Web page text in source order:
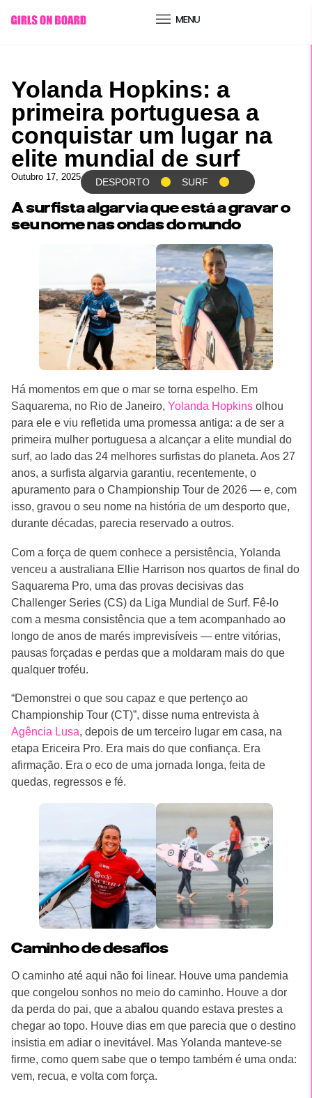
Yolanda Hopkins: a
primeira portuguesa a
conquistar um lugar na
elite mundial de surf
Outubro 17, 2025 DESPORTO SURF
A surfista algarvia que está a gravar o
seu nome nas ondas do mundo
Há momentos em que o mar se torna espelho. Em
Saquarema, no Rio de Janeiro, Yolanda Hopkins olhou
para ele e viu refletida uma promessa antiga: a de ser a
primeira mulher portuguesa a alcançar a elite mundial do
surf, ao lado das 24 melhores surfistas do planeta. Aos 27
anos, a surfista algarvia garantiu, recentemente, o
apuramento para o Championship Tour de 2026 — e, com
isso, gravou o seu nome na história de um desporto que,
durante décadas, parecia reservado a outros.
Com a força de quem conhece a persistência, Yolanda
venceu a australiana Ellie Harrison nos quartos de final do
Saquarema Pro, uma das provas decisivas das
Challenger Series (CS) da Liga Mundial de Surf. Fê-lo
com a mesma consistência que a tem acompanhado ao
longo de anos de marés imprevisíveis — entre vitórias,
pausas forçadas e perdas que a moldaram mais do que
qualquer troféu.
“Demonstrei o que sou capaz e que pertenço ao
Championship Tour (CT)”, disse numa entrevista à
Agência Lusa, depois de um terceiro lugar em casa, na
etapa Ericeira Pro. Era mais do que confiança. Era
afirmação. Era o eco de uma jornada longa, feita de
quedas, regressos e fé.
Caminho de desafios
O caminho até aqui não foi linear. Houve uma pandemia
que congelou sonhos no meio do caminho. Houve a dor
da perda do pai, que a abalou quando estava prestes a
chegar ao topo. Houve dias em que parecia que o destino
insistia em adiar o inevitável. Mas Yolanda manteve-se
firme, como quem sabe que o tempo também é uma onda:
vem, recua, e volta com força.